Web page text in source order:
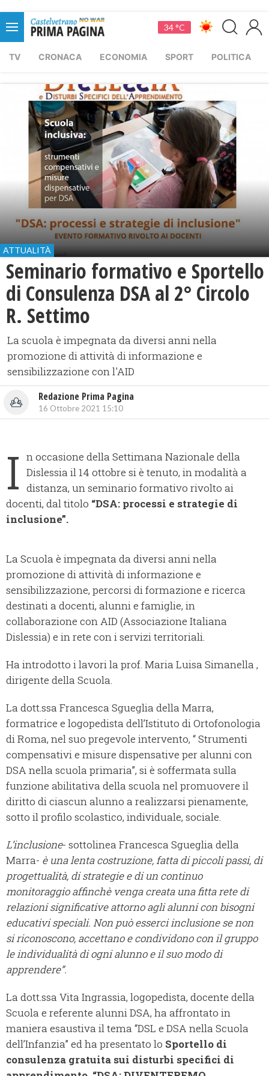
34 °C
TV CRONACA ECONOMIA SPORT POLITICA
ATTUALITÀ
Seminario formativo e Sportello
di Consulenza DSA al 2° Circolo
R. Settimo
La scuola è impegnata da diversi anni nella
promozione di attività di informazione e
sensibilizzazione con l'AID
Redazione Prima Pagina
16 Ottobre 2021 15:10
I n occasione della Settimana Nazionale della
Dislessia il 14 ottobre si è tenuto, in modalità a
distanza, un seminario formativo rivolto ai
docenti, dal titolo “DSA: processi e strategie di
inclusione”.
La Scuola è impegnata da diversi anni nella
promozione di attività di informazione e
sensibilizzazione, percorsi di formazione e ricerca
destinati a docenti, alunni e famiglie, in
collaborazione con AID (Associazione Italiana
Dislessia) e in rete con i servizi territoriali.
Ha introdotto i lavori la prof. Maria Luisa Simanella ,
dirigente della Scuola.
La dott.ssa Francesca Sgueglia della Marra,
formatrice e logopedista dell’Istituto di Ortofonologia
di Roma, nel suo pregevole intervento, “ Strumenti
compensativi e misure dispensative per alunni con
DSA nella scuola primaria”, si è soffermata sulla
funzione abilitativa della scuola nel promuovere il
diritto di ciascun alunno a realizzarsi pienamente,
sotto il profilo scolastico, individuale, sociale.
L’inclusione- sottolinea Francesca Sgueglia della
Marra- è una lenta costruzione, fatta di piccoli passi, di
progettualità, di strategie e di un continuo
monitoraggio affinchè venga creata una fitta rete di
relazioni significative attorno agli alunni con bisogni
educativi speciali. Non può esserci inclusione se non
si riconoscono, accettano e condividono con il gruppo
le individualità di ogni alunno e il suo modo di
apprendere”.
La dott.ssa Vita Ingrassia, logopedista, docente della
Scuola e referente alunni DSA, ha affrontato in
maniera esaustiva il tema “DSL e DSA nella Scuola
dell’Infanzia” ed ha presentato lo Sportello di
consulenza gratuita sui disturbi specifici di